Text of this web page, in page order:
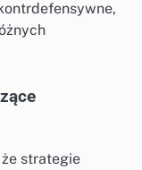
strategie